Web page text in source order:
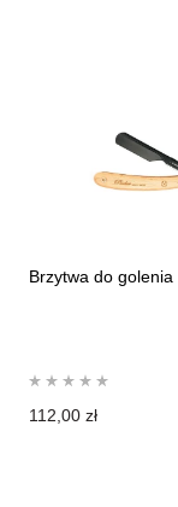
Brzytwa do
112,00 zł